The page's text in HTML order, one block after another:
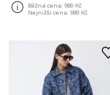
Běžná cena: 989 Kč
Nejnižší cena: 989 Kč